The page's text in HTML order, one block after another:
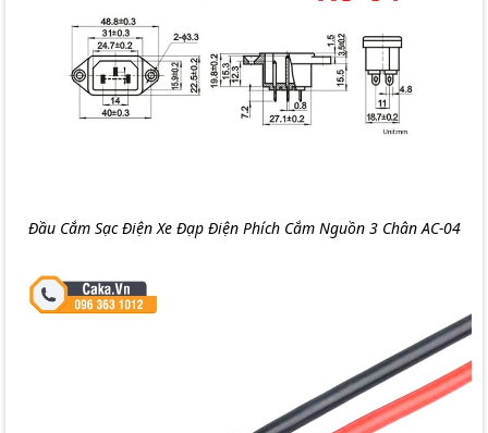
Đầu Cắm Sạc Điện Xe Đạp Điện Phích Cắm Nguồn 3 Chân AC-04